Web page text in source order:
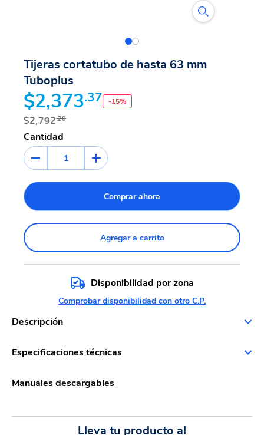
Tijeras cortatubo de hasta 63 mm
Tuboplus
$2,373.37 -15%
$2,792.20
Cantidad
1
Comprar ahora
Agregar a carrito
Disponibilidad por zona
Comprobar disponibilidad con otro C.P.
Descripción
Especificaciones técnicas
Manuales descargables
Lleva tu producto al